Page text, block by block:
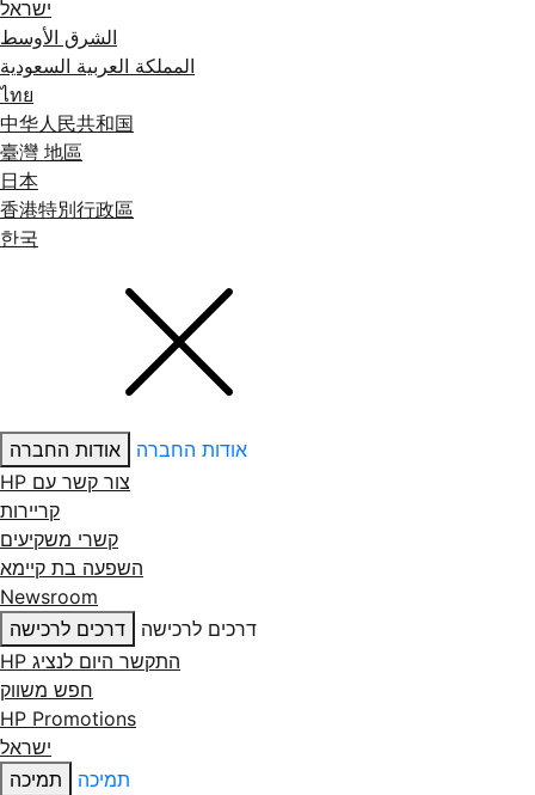
ישראל
الشرق الأوسط
المملكة العربية السعودية
ไทย
中华人民共和国
臺灣 地區
日本
香港特別行政區
한국
אודות החברה
אודות החברה
צור קשר עם ‏HP
קריירות
קשרי משקיעים
השפעה בת קיימא
Newsroom
דרכים לרכישה
דרכים לרכישה
התקשר היום לנציג HP
חפש משווק
HP Promotions
ישראל
תמיכה
תמיכה